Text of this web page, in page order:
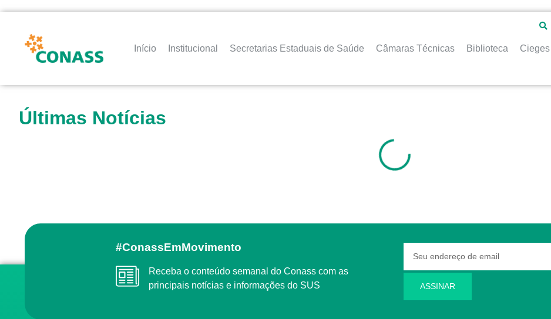
Início Institucional Secretarias Estaduais de Saúde Câmaras Técnicas Biblioteca Cieges
Últimas Notícias
#ConassEmMovimento
Receba o conteúdo semanal do Conass com as
principais notícias e informações do SUS
ASSINAR